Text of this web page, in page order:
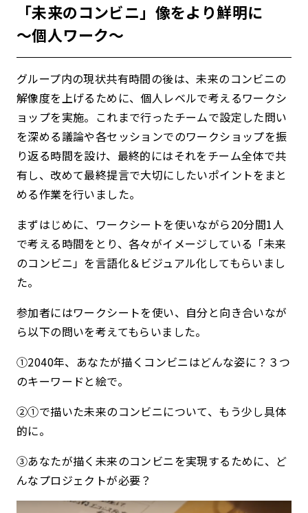
「未来のコンビニ」像をより鮮明に
～個人ワーク～
グループ内の現状共有時間の後は、未来のコンビニの
解像度を上げるために、個人レベルで考えるワークシ
ョップを実施。これまで行ったチームで設定した問い
を深める議論や各セッションでのワークショップを振
り返る時間を設け、最終的にはそれをチーム全体で共
有し、改めて最終提言で大切にしたいポイントをまと
める作業を行いました。
まずはじめに、ワークシートを使いながら20分間1人
で考える時間をとり、各々がイメージしている「未来
のコンビニ」を言語化＆ビジュアル化してもらいまし
た。
参加者にはワークシートを使い、自分と向き合いなが
ら以下の問いを考えてもらいました。
①2040年、あなたが描くコンビニはどんな姿に？３つ
のキーワードと絵で。
②①で描いた未来のコンビニについて、もう少し具体
的に。
③あなたが描く未来のコンビニを実現するために、ど
んなプロジェクトが必要？